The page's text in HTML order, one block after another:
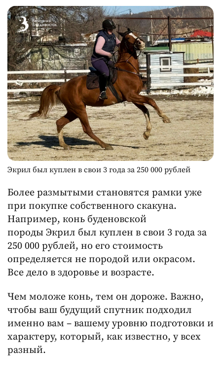
Экрил был куплен в свои 3 года за 250 000 рублей
Более размытыми становятся рамки уже
при покупке собственного скакуна.
Например, конь буденовской
породы Экрил был куплен в свои 3 года за
250 000 рублей, но его стоимость
определяется не породой или окрасом.
Все дело в здоровье и возрасте.
Чем моложе конь, тем он дороже. Важно,
чтобы ваш будущий спутник подходил
именно вам – вашему уровню подготовки и
характеру, который, как известно, у всех
разный.